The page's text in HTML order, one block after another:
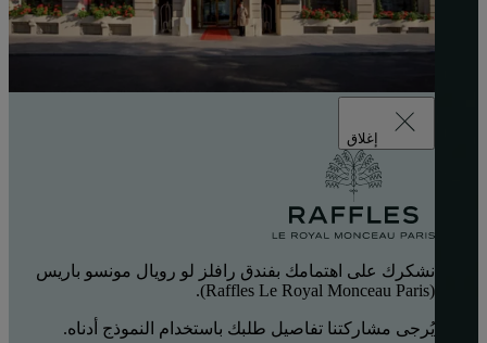
إغلاق
نشكرك على اهتمامك بفندق رافلز لو رويال مونسو باريس
(Raffles Le Royal Monceau Paris).
يُرجى مشاركتنا تفاصيل طلبك باستخدام النموذج أدناه.